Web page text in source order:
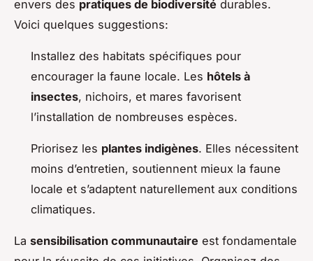
envers des pratiques de biodiversité durables.
Voici quelques suggestions:
Installez des habitats spécifiques pour
encourager la faune locale. Les hôtels à
insectes, nichoirs, et mares favorisent
l’installation de nombreuses espèces.
Priorisez les plantes indigènes. Elles nécessitent
moins d’entretien, soutiennent mieux la faune
locale et s’adaptent naturellement aux conditions
climatiques.
La sensibilisation communautaire est fondamentale